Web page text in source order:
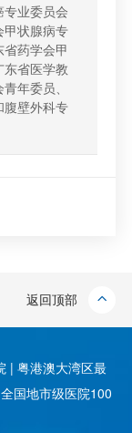
专业委员会
甲状腺病专
药学会甲
省医学教
年委员、
腹壁外科专
返回顶部
| 粤港澳大湾区最
国地市级医院100